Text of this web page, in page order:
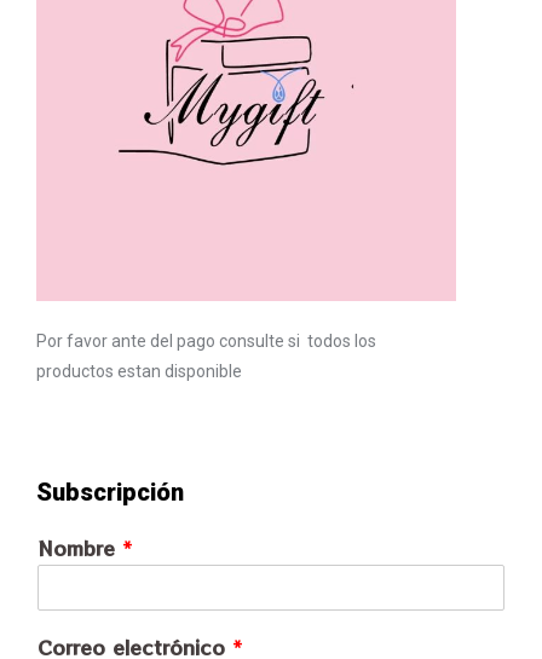
Por favor ante del pago consulte si todos los
productos estan disponible
Subscripción
Nombre *
Correo electrónico *